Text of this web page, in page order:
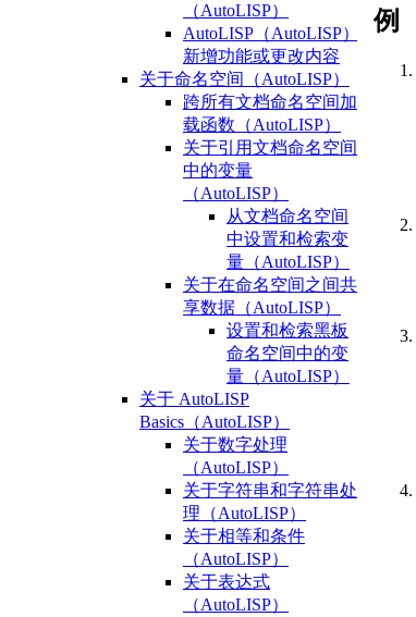
（AutoLISP）
AutoLISP（AutoLISP）
新增功能或更改内容
关于命名空间（AutoLISP）
跨所有文档命名空间加
载函数（AutoLISP）
关于引用文档命名空间
中的变量
（AutoLISP）
从文档命名空间
中设置和检索变
量（AutoLISP）
关于在命名空间之间共
享数据（AutoLISP）
设置和检索黑板
命名空间中的变
量（AutoLISP）
关于 AutoLISP
Basics（AutoLISP）
关于数字处理
（AutoLISP）
关于字符串和字符串处
理（AutoLISP）
关于相等和条件
（AutoLISP）
关于表达式
（AutoLISP）
例